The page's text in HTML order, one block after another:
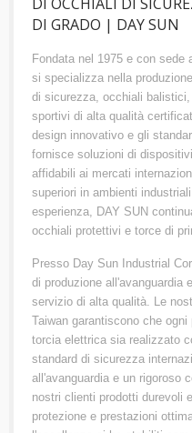
DI GRADO | DAY SUN
Fondata nel 1975 e con sede
si specializza nella
di sicurezza, occhiali
sportivi di alta qualità
design innovativo e gli
fornisce soluzioni di
affidabili ai mercati
superiori in ambienti
esperienza, DAY SUN
occhiali protettivi e torce di
Presso Day Sun Industrial
di produzione all'avanguardia
servizio di alta qualità. Le
Taiwan garantiscono che
torcia elettrica sia realizzato
standard di sicurezza
all'avanguardia e un rigoroso
nostri clienti prodotti durevoli
protezione e prestazioni